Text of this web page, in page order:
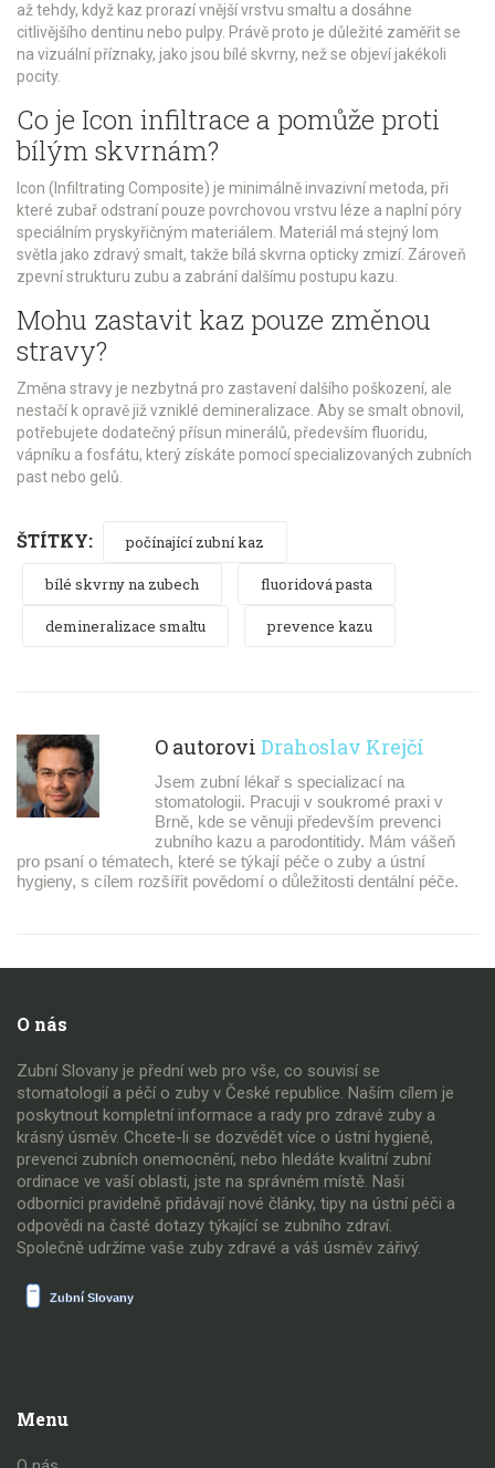
až tehdy, když kaz prorazí vnější vrstvu smaltu a dosáhne
citlivějšího dentinu nebo pulpy. Právě proto je důležité zaměřit se
na vizuální příznaky, jako jsou bílé skvrny, než se objeví jakékoli
pocity.
Co je Icon infiltrace a pomůže proti
bílým skvrnám?
Icon (Infiltrating Composite) je minimálně invazivní metoda, při
které zubař odstraní pouze povrchovou vrstvu léze a naplní póry
speciálním pryskyřičným materiálem. Materiál má stejný lom
světla jako zdravý smalt, takže bílá skvrna opticky zmizí. Zároveň
zpevní strukturu zubu a zabrání dalšímu postupu kazu.
Mohu zastavit kaz pouze změnou
stravy?
Změna stravy je nezbytná pro zastavení dalšího poškození, ale
nestačí k opravě již vzniklé demineralizace. Aby se smalt obnovil,
potřebujete dodatečný přísun minerálů, především fluoridu,
vápníku a fosfátu, který získáte pomocí specializovaných zubních
past nebo gelů.
ŠTÍTKY: počínající zubní kaz
bílé skvrny na zubech fluoridová pasta
demineralizace smaltu prevence kazu
O autorovi Drahoslav Krejčí
Jsem zubní lékař s specializací na
stomatologii. Pracuji v soukromé praxi v
Brně, kde se věnuji především prevenci
zubního kazu a parodontitidy. Mám vášeň
pro psaní o tématech, které se týkají péče o zuby a ústní
hygieny, s cílem rozšířit povědomí o důležitosti dentální péče.
O nás
Zubní Slovany je přední web pro vše, co souvisí se
stomatologií a péčí o zuby v České republice. Naším cílem je
poskytnout kompletní informace a rady pro zdravé zuby a
krásný úsměv. Chcete-li se dozvědět více o ústní hygieně,
prevenci zubních onemocnění, nebo hledáte kvalitní zubní
ordinace ve vaší oblasti, jste na správném místě. Naši
odborníci pravidelně přidávají nové články, tipy na ústní péči a
odpovědi na časté dotazy týkající se zubního zdraví.
Společně udržíme vaše zuby zdravé a váš úsměv zářivý.
Menu